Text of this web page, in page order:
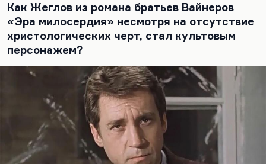
«Вторжение» — гениальный сценарий, можно
только догадываться, как бы его поставил
Говорухин. Он был очень умный, тонкий,
действительно много понимающий, нервный,
неуверенный в себе человек. Его броня
мачистская, как всегда в…
Как Жеглов из романа братьев Вайнеров
«Эра милосердия» несмотря на отсутствие
христологических черт, стал культовым
персонажем?